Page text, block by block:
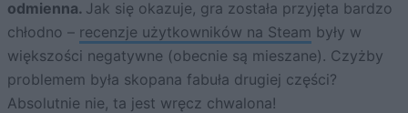
odmienna. Jak się okazuje, gra została przyjęta bardzo
chłodno – recenzje użytkowników na Steam były w
większości negatywne (obecnie są mieszane). Czyżby
problemem była skopana fabuła drugiej części?
Absolutnie nie, ta jest wręcz chwalona!